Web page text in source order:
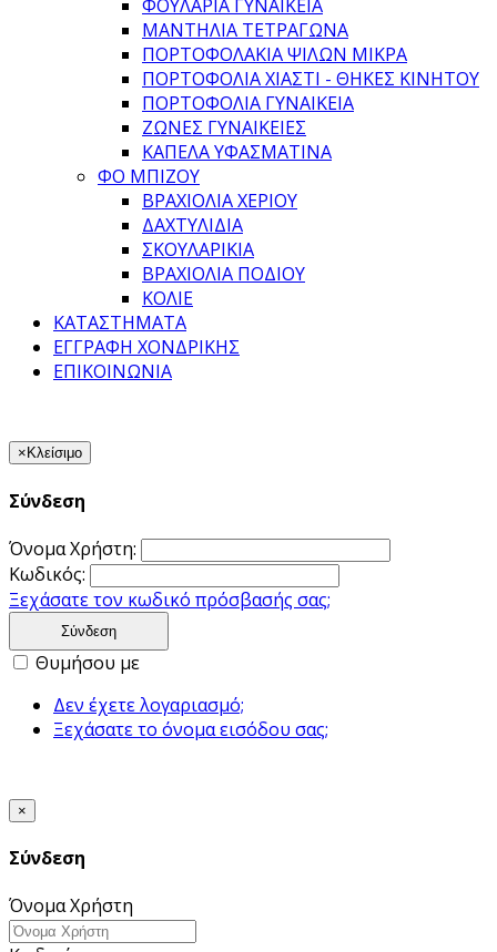
ΦΟΥΛΆΡΙΑ ΓΥΝΑΙΚΕΊΑ
ΜΑΝΤΉΛΙΑ ΤΕΤΡΆΓΩΝΑ
ΠΟΡΤΟΦΟΛΆΚΙΑ ΨΙΛΏΝ ΜΙΚΡΆ
ΠΟΡΤΟΦΌΛΙΑ ΧΙΑΣΤΊ - ΘΉΚΕΣ ΚΙΝΗΤΟΎ
ΠΟΡΤΟΦΌΛΙΑ ΓΥΝΑΙΚΕΊΑ
ΖΏΝΕΣ ΓΥΝΑΙΚΕΊΕΣ
ΚΑΠΈΛΑ ΥΦΑΣΜΆΤΙΝΑ
ΦΟ ΜΠΙΖΟΥ
ΒΡΑΧΙΌΛΙΑ ΧΕΡΙΟΎ
ΔΑΧΤΥΛΊΔΙΑ
ΣΚΟΥΛΑΡΊΚΙΑ
ΒΡΑΧΙΌΛΙΑ ΠΟΔΙΟΎ
ΚΟΛΙΈ
ΚΑΤΑΣΤΉΜΑΤΑ
ΕΓΓΡΑΦΉ ΧΟΝΔΡΙΚΉΣ
ΕΠΙΚΟΙΝΩΝΊΑ
× Κλείσιμο
Σύνδεση
Όνομα Χρήστη:
Κωδικός:
Ξεχάσατε τον κωδικό πρόσβασής σας;
Σύνδεση
Θυμήσου με
Δεν έχετε λογαριασμό;
Ξεχάσατε το όνομα εισόδου σας;
×
Σύνδεση
Όνομα Χρήστη